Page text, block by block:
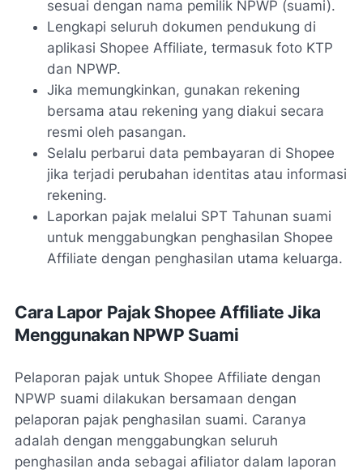
sesuai dengan nama pemilik NPWP (suami).
Lengkapi seluruh dokumen pendukung di
aplikasi Shopee Affiliate, termasuk foto KTP
dan NPWP.
Jika memungkinkan, gunakan rekening
bersama atau rekening yang diakui secara
resmi oleh pasangan.
Selalu perbarui data pembayaran di Shopee
jika terjadi perubahan identitas atau informasi
rekening.
Laporkan pajak melalui SPT Tahunan suami
untuk menggabungkan penghasilan Shopee
Affiliate dengan penghasilan utama keluarga.
Cara Lapor Pajak Shopee Affiliate Jika
Menggunakan NPWP Suami
Pelaporan pajak untuk Shopee Affiliate dengan
NPWP suami dilakukan bersamaan dengan
pelaporan pajak penghasilan suami. Caranya
adalah dengan menggabungkan seluruh
penghasilan anda sebagai afiliator dalam laporan